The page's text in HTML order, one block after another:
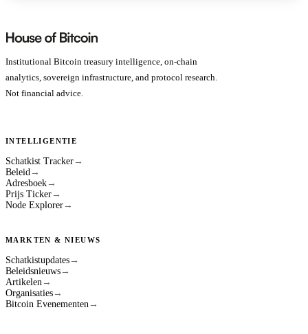
Institutional Bitcoin treasury intelligence, on-chain
analytics, sovereign infrastructure, and protocol research.
Not financial advice.
INTELLIGENTIE
Schatkist Tracker →
Beleid →
Adresboek →
Prijs Ticker →
Node Explorer →
MARKTEN & NIEUWS
Schatkistupdates →
Beleidsnieuws →
Artikelen →
Organisaties →
Bitcoin Evenementen →